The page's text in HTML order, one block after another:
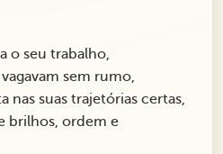
o seu trabalho,
sem rumo,
nas suas trajetórias certas,
brilhos, ordem e